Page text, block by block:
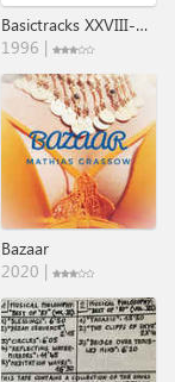
Basictracks XXVIII-XXIX
1996 |
Bazaar
2020 |